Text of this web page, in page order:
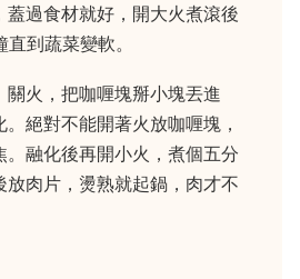
蓋過食材就好，開大火煮滾後
到蔬菜變軟。
火，把咖喱塊掰小塊丟進
絕對不能開著火放咖喱塊，
。融化後再開小火，煮個五分
放肉片，燙熟就起鍋，肉才不